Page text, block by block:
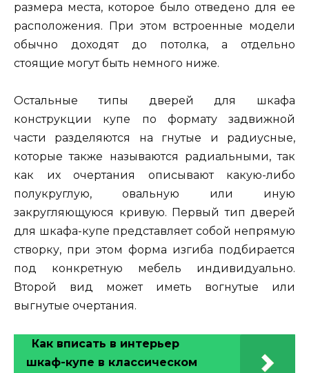
размера места, которое было отведено для ее
расположения. При этом встроенные модели
обычно доходят до потолка, а отдельно
стоящие могут быть немного ниже.
Остальные типы дверей для шкафа
конструкции купе по формату задвижной
части разделяются на гнутые и радиусные,
которые также называются радиальными, так
как их очертания описывают какую-либо
полукруглую, овальную или иную
закругляющуюся кривую. Первый тип дверей
для шкафа-купе представляет собой непрямую
створку, при этом форма изгиба подбирается
под конкретную мебель индивидуально.
Второй вид может иметь вогнутые или
выгнутые очертания.
Как вписать в интерьер
шкаф-купе в классическом